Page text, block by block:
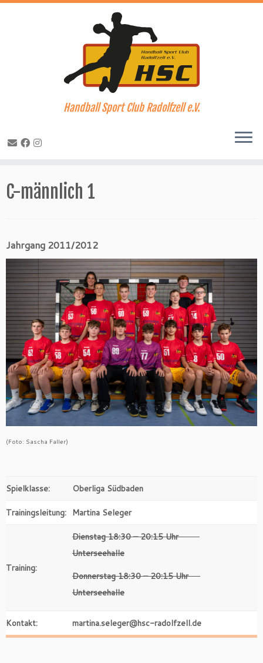
Inhalt
springen
Handball Sport Club Radolfzell e.V.
C-männlich 1
Jahrgang 2011/2012
(Foto: Sascha Faller)
Spielklasse: Oberliga Südbaden
Trainingsleitung: Martina Seleger
Training:
Dienstag 18:30 – 20:15 Uhr
Unterseehalle
Donnerstag 18:30 – 20:15 Uhr
Unterseehalle
Kontakt: martina.seleger@hsc-radolfzell.de